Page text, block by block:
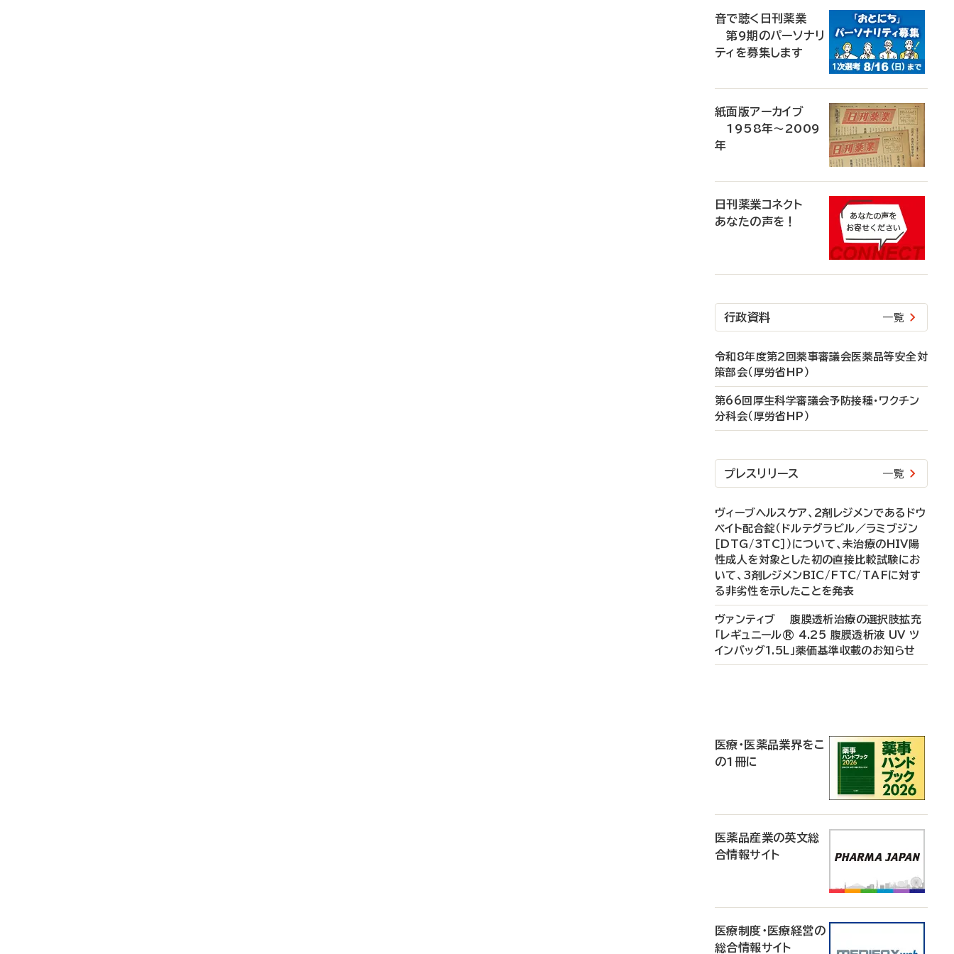
音で聴く日刊薬業
第9期のパーソナリ
ティを募集します
紙面版アーカイブ
1958年～2009
年
日刊薬業コネクト
あなたの声を！
行政資料 一覧
令和8年度第2回薬事審議会医薬品等安全対
策部会（厚労省HP）
第66回厚生科学審議会予防接種・ワクチン
分科会（厚労省HP）
プレスリリース 一覧
ヴィーブヘルスケア、2剤レジメンであるドウ
ベイト配合錠（ドルテグラビル／ラミブジン
［DTG/3TC］）について、未治療のHIV陽
性成人を対象とした初の直接比較試験にお
いて、3剤レジメンBIC/FTC/TAFに対す
る非劣性を示したことを発表
ヴァンティブ 腹膜透析治療の選択肢拡充
「レギュニール® 4.25 腹膜透析液 UV ツ
インバッグ1.5L」薬価基準収載のお知らせ
医療・医薬品業界をこ
の1冊に
医薬品産業の英文総
合情報サイト
医療制度・医療経営の
総合情報サイト